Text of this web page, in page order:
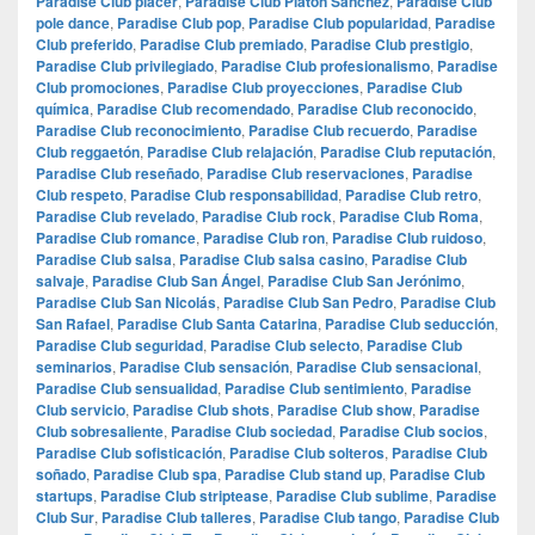
pole dance, Paradise Club pop, Paradise Club popularidad, Paradise
Club preferido, Paradise Club premiado, Paradise Club prestigio,
Paradise Club privilegiado, Paradise Club profesionalismo, Paradise
Club promociones, Paradise Club proyecciones, Paradise Club
química, Paradise Club recomendado, Paradise Club reconocido,
Paradise Club reconocimiento, Paradise Club recuerdo, Paradise
Club reggaetón, Paradise Club relajación, Paradise Club reputación,
Paradise Club reseñado, Paradise Club reservaciones, Paradise
Club respeto, Paradise Club responsabilidad, Paradise Club retro,
Paradise Club revelado, Paradise Club rock, Paradise Club Roma,
Paradise Club romance, Paradise Club ron, Paradise Club ruidoso,
Paradise Club salsa, Paradise Club salsa casino, Paradise Club
salvaje, Paradise Club San Ángel, Paradise Club San Jerónimo,
Paradise Club San Nicolás, Paradise Club San Pedro, Paradise Club
San Rafael, Paradise Club Santa Catarina, Paradise Club seducción,
Paradise Club seguridad, Paradise Club selecto, Paradise Club
seminarios, Paradise Club sensación, Paradise Club sensacional,
Paradise Club sensualidad, Paradise Club sentimiento, Paradise
Club servicio, Paradise Club shots, Paradise Club show, Paradise
Club sobresaliente, Paradise Club sociedad, Paradise Club socios,
Paradise Club sofisticación, Paradise Club solteros, Paradise Club
soñado, Paradise Club spa, Paradise Club stand up, Paradise Club
startups, Paradise Club striptease, Paradise Club sublime, Paradise
Club Sur, Paradise Club talleres, Paradise Club tango, Paradise Club